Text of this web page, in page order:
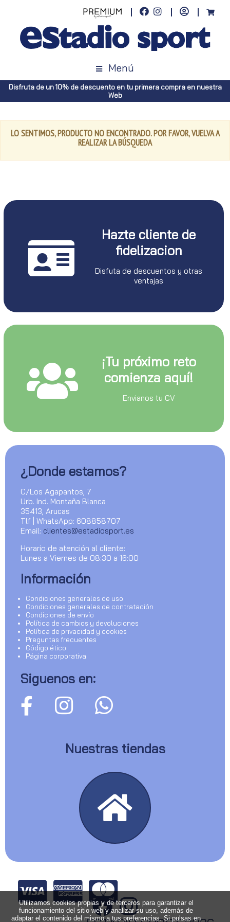
Menú
Disfruta de un 10% de descuento en tu primera compra en nuestra
Web
LO SENTIMOS, PRODUCTO NO ENCONTRADO. POR FAVOR, VUELVA A
REALIZAR LA BÚSQUEDA
Hazte cliente de
fidelizacion
Disfuta de descuentos y otras
ventajas
¡Tu próximo reto
comienza aquí!
Envianos tu CV
¿Donde estamos?
C/Los Agapantos, 7
Urb. Ind. Montaña Blanca
35413, Arucas
Tlf | WhatsApp: 608858707
Email: clientes@estadiosport.es
Horario de atención al cliente:
Lunes a Viernes de 08:30 a 16:00
Información
Condiciones generales de uso
Condiciones generales de contratación
Condiciones de envío
Política de cambios y devoluciones
Política de privacidad y cookies
Preguntas frecuentes
Código ético
Página corporativa
Siguenos en:
Nuestras tiendas
Utilizamos cookies propias y de terceros para garantizar el
funcionamiento del sitio web y analizar su uso, además de
adaptar el contenido del mismo a tus preferencias. Si pulsas en